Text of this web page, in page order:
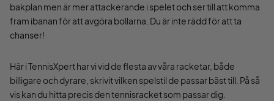
bakplan men är mer attackerande i spelet och ser till att komma
fram ibanan för att avgöra bollarna. Du är inte rädd för att ta
chanser!
Här i TennisXpert har vi vid de flesta av våra racketar, både
billigare och dyrare, skrivit vilken spelstil de passar bäst till. På så
vis kan du hitta precis den tennisracket som passar dig.